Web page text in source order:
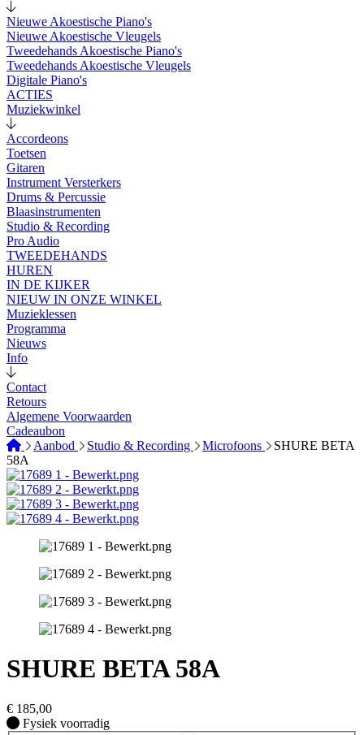
Nieuwe Akoestische Piano's
Nieuwe Akoestische Vleugels
Tweedehands Akoestische Piano's
Tweedehands Akoestische Vleugels
Digitale Piano's
ACTIES
Muziekwinkel
Accordeons
Toetsen
Gitaren
Instrument Versterkers
Drums & Percussie
Blaasinstrumenten
Studio & Recording
Pro Audio
TWEEDEHANDS
HUREN
IN DE KIJKER
NIEUW IN ONZE WINKEL
Muzieklessen
Programma
Nieuws
Info
Contact
Retours
Algemene Voorwaarden
Cadeaubon
Aanbod
Studio & Recording Microfoons
SHURE BETA
58A
SHURE BETA 58A
€ 185,00
Fysiek voorradig
Fysiek voorradig